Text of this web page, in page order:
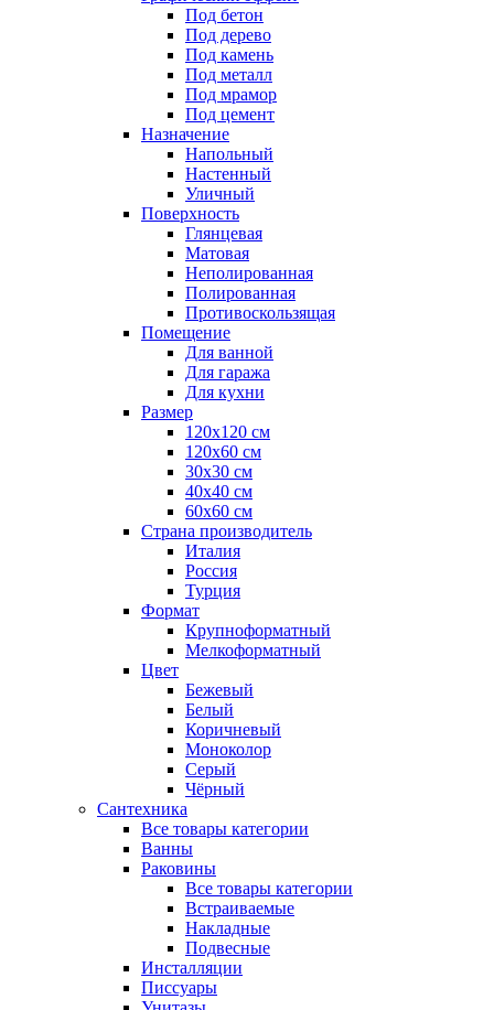
Под бетон
Под дерево
Под камень
Под металл
Под мрамор
Под цемент
Назначение
Напольный
Настенный
Уличный
Поверхность
Глянцевая
Матовая
Неполированная
Полированная
Противоскользящая
Помещение
Для ванной
Для гаража
Для кухни
Размер
120x120 см
120x60 см
30x30 см
40x40 см
60x60 см
Страна производитель
Италия
Россия
Турция
Формат
Крупноформатный
Мелкоформатный
Цвет
Бежевый
Белый
Коричневый
Моноколор
Серый
Чёрный
Сантехника
Все товары категории
Ванны
Раковины
Все товары категории
Встраиваемые
Накладные
Подвесные
Инсталляции
Писсуары